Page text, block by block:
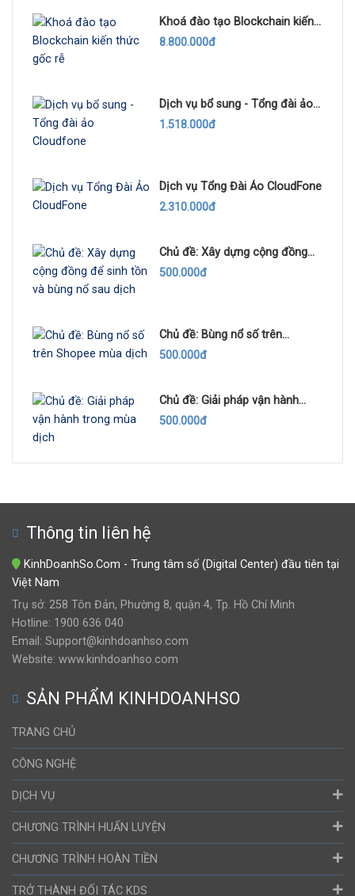
Thông tin liên hệ
KinhDoanhSo.Com - Trung tâm số (Digital Center) đầu tiên tại
Việt Nam
Trụ sở: 258 Tôn Đản, Phường 8, quận 4, Tp. Hồ Chí Minh
Hotline: 1900 636 040
Email: Support@kinhdoanhso.com
Website: www.kinhdoanhso.com
SẢN PHẨM KINHDOANHSO
TRANG CHỦ
CÔNG NGHỆ
DỊCH VỤ
CHƯƠNG TRÌNH HUẤN LUYỆN
CHƯƠNG TRÌNH HOÀN TIỀN
TRỞ THÀNH ĐỐI TÁC KDS
Khoá đào tạo Blockchain kiến
thức gốc rễ
8.800.000đ
Dịch vụ bổ sung - Tổng đài ảo
Cloudfone
1.518.000đ
Dịch vụ Tổng Đài Ảo CloudFone
2.310.000đ
Chủ đề: Xây dựng cộng đồng
để sinh tồn và bùng nổ sau dịch
500.000đ
Chủ đề: Bùng nổ số trên
Shopee mùa dịch
500.000đ
Chủ đề: Giải pháp vận hành
trong mùa dịch
500.000đ